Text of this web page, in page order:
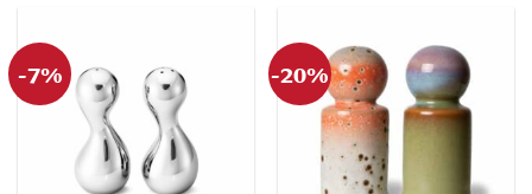
-7% -20%